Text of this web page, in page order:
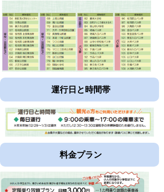
運行日と時間帯
料金プラン